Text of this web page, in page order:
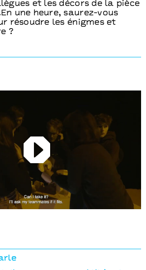
et les décors de la pièce
une heure, saurez-vous
résoudre les énigmes et
?
Play